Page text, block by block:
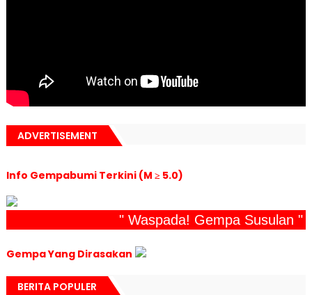
ADVERTISEMENT
Info Gempabumi Terkini (M ≥ 5.0)
" Waspada! Gempa Susulan "
Gempa Yang Dirasakan
BERITA POPULER